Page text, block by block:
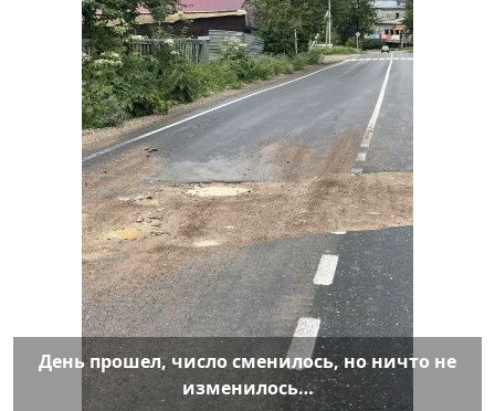
День прошел, число сменилось, но ничто не
изменилось…